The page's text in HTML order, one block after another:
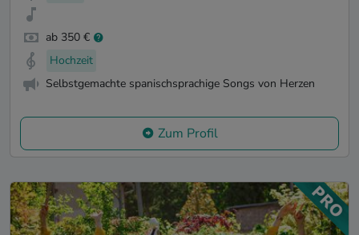
ab 350 €
Hochzeit
Selbstgemachte spanischsprachige Songs von Herzen
Zum Profil